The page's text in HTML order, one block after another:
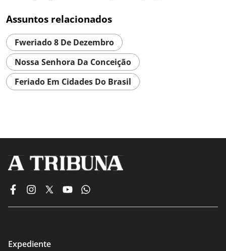
Assuntos relacionados
Fweriado 8 De Dezembro
Nossa Senhora Da Conceição
Feriado Em Cidades Do Brasil
Expediente